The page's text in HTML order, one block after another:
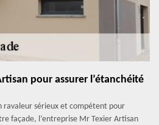
pour assurer l’étanchéité
ravaleur sérieux et compétent pour
façade, l’entreprise Mr Texier Artisan